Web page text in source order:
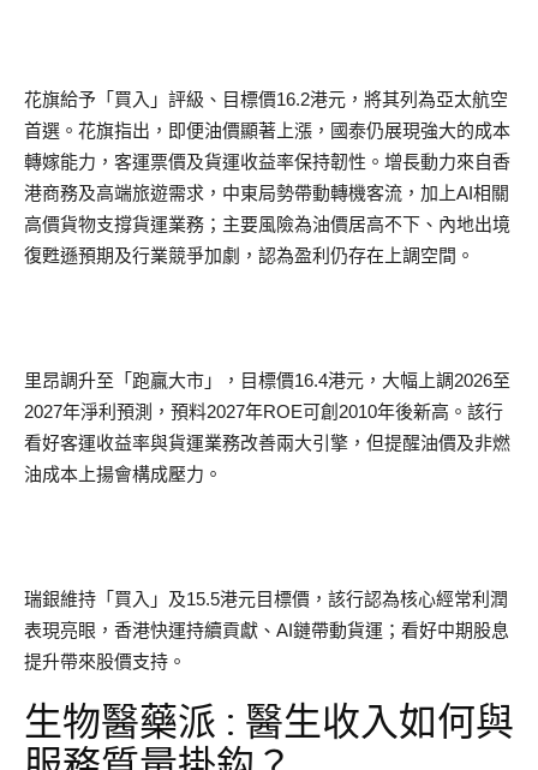
花旗給予「買入」評級、目標價16.2港元，將其列為亞太航空
首選。花旗指出，即便油價顯著上漲，國泰仍展現強大的成本
轉嫁能力，客運票價及貨運收益率保持韌性。增長動力來自香
港商務及高端旅遊需求，中東局勢帶動轉機客流，加上AI相關
高價貨物支撐貨運業務；主要風險為油價居高不下、內地出境
復甦遜預期及行業競爭加劇，認為盈利仍存在上調空間。
里昂調升至「跑贏大市」，目標價16.4港元，大幅上調2026至
2027年淨利預測，預料2027年ROE可創2010年後新高。該行
看好客運收益率與貨運業務改善兩大引擎，但提醒油價及非燃
油成本上揚會構成壓力。
瑞銀維持「買入」及15.5港元目標價，該行認為核心經常利潤
表現亮眼，香港快運持續貢獻、AI鏈帶動貨運；看好中期股息
提升帶來股價支持。
生物醫藥派 : 醫生收入如何與